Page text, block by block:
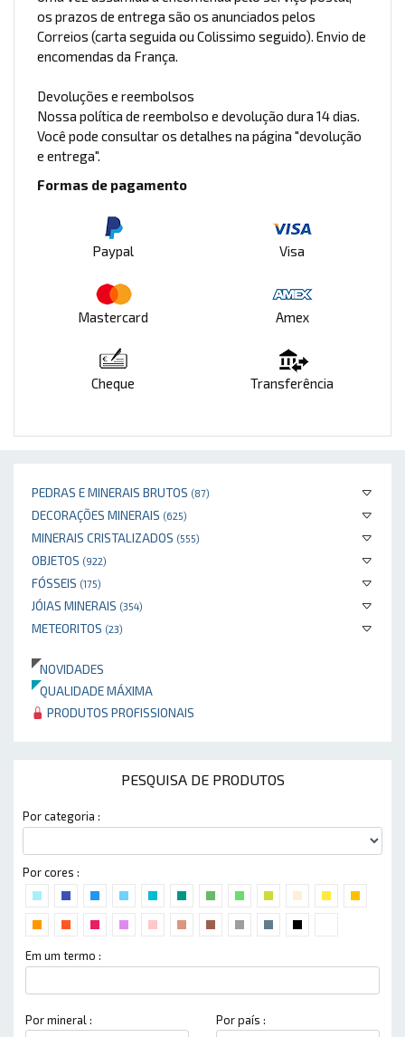
PEDRAS E MINERAIS BRUTOS (87)
DECORAÇÕES MINERAIS (625)
MINERAIS CRISTALIZADOS (555)
OBJETOS (922)
FÓSSEIS (175)
JÓIAS MINERAIS (354)
METEORITOS (23)
NOVIDADES
QUALIDADE MÁXIMA
PRODUTOS PROFISSIONAIS
PESQUISA DE PRODUTOS
Por categoria :
Por cores :
Em um termo :
Por mineral : Por país :
os prazos de entrega são os anunciados pelos
Correios (carta seguida ou Colissimo seguido). Envio de
encomendas da França.
Devoluções e reembolsos
Nossa política de reembolso e devolução dura 14 dias.
Você pode consultar os detalhes na página "devolução
e entrega".
Formas de pagamento
Paypal Visa
Mastercard Amex
Cheque Transferência